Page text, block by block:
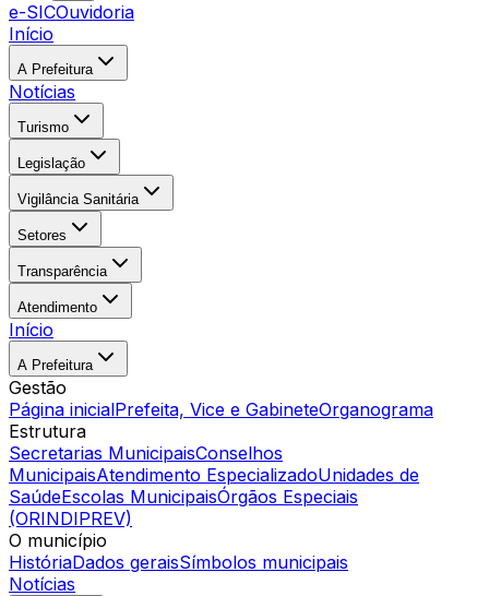
e-SICOuvidoria
Início
A Prefeitura
Notícias
Turismo
Legislação
Vigilância Sanitária
Setores
Transparência
Atendimento
Início
A Prefeitura
Gestão
Página inicialPrefeita, Vice e GabineteOrganograma
Estrutura
Secretarias MunicipaisConselhos
MunicipaisAtendimento EspecializadoUnidades de
SaúdeEscolas MunicipaisÓrgãos Especiais
(ORINDIPREV)
O município
HistóriaDados geraisSímbolos municipais
Notícias